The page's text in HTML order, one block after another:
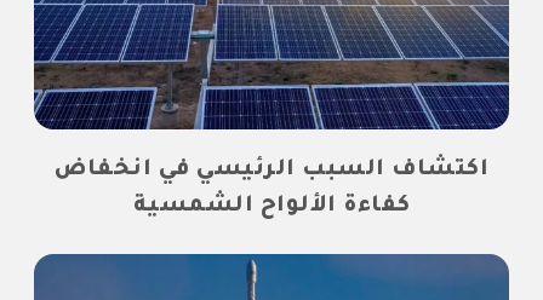
اكتشاف السبب الرئيسي في انخفاض
كفاءة الألواح الشمسية